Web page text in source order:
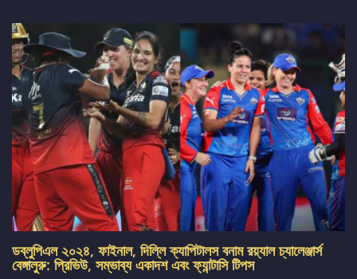
ডব্লুপিএল ২০২৪, ফাইনাল, দিল্লি ক্যাপিটালস বনাম রয়্যাল চ্যালেঞ্জার্স
বেঙ্গালুরু: প্রিভিউ, সম্ভাব্য একাদশ এবং ফ্যান্টাসি টিপস